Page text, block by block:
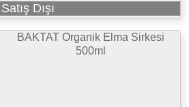
Satış Dışı
BAKTAT Organik Elma Sirkesi
500ml